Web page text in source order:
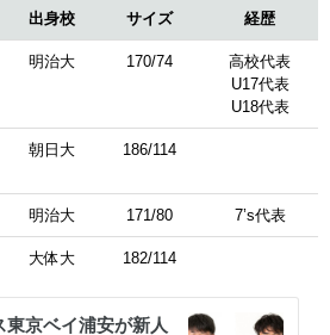
出身校 サイズ 経歴
明治大 170/74
高校代表
U17代表
U18代表
朝日大 186/114
明治大 171/80 7’s代表
大体大 182/114